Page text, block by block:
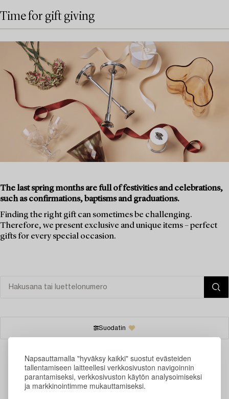
Napsauttamalla "hyväksy kaikki" suostut evästeiden
tallentamiseen laitteellesi verkkosivuston navigoinnin
parantamiseksi, verkkosivuston käytön analysoimiseksi
ja markkinointimme mukauttamiseksi.
Time for gift giving
The last spring months are full of festivities and celebrations,
such as confirmations, baptisms and graduations.
Finding the right gift can sometimes be challenging.
Therefore, we present exclusive and unique items – perfect
gifts for every special occasion.
Suodatin
Juuri nyt ei löytynyt hakuasi vastaavia kohteita.